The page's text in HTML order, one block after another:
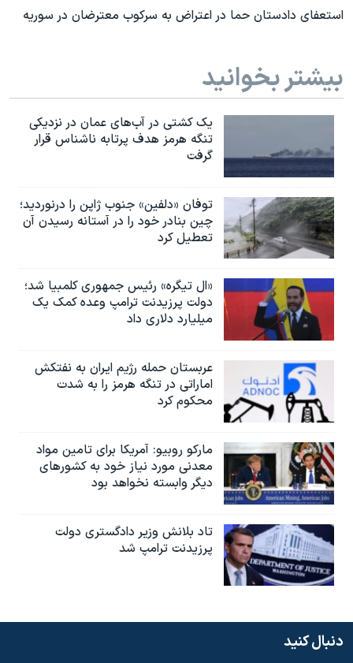
استعفای دادستان حما در اعتراض به سرکوب معترضان در سوریه
بیشتر بخوانید
یک کشتی در آب‌های عمان در نزدیکی
تنگه هرمز هدف پرتابه ناشناس قرار
گرفت
توفان «دلفین» جنوب ژاپن را درنوردید؛
چین بنادر خود را در آستانه رسیدن آن
تعطیل کرد
«ال تیگره» رئیس جمهوری کلمبیا شد؛
دولت پرزیدنت ترامپ وعده کمک یک
میلیارد دلاری داد
عربستان حمله رژیم ایران به نفتکش
اماراتی در تنگه هرمز را به‌ شدت
محکوم کرد
مارکو روبیو: آمریکا برای تامین مواد
معدنی مورد نیاز خود به کشورهای
دیگر وابسته نخواهد بود
تاد بلانش وزیر دادگستری دولت
پرزیدنت ترامپ شد
دنبال کنید